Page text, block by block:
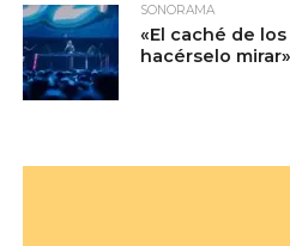
SONORAMA
«El caché de
hacérselo mirar»